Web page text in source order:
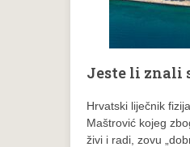
Jeste li znali
Hrvatski liječnik
Maštrović kojeg
živi i radi, zovu